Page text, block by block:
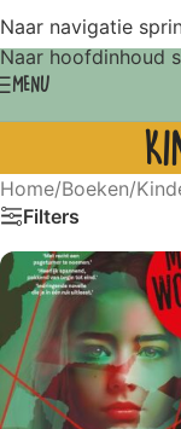
Naar navigatie
Naar hoofdinhoud
MENU
Home/Boeken/
Filters